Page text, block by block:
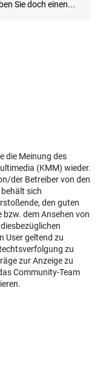
die Meinung des
(KMM) wieder.
der Betreiber von den
sich
den guten
dem Ansehen von
User geltend zu
zu
zur Anzeige zu
Community-Team